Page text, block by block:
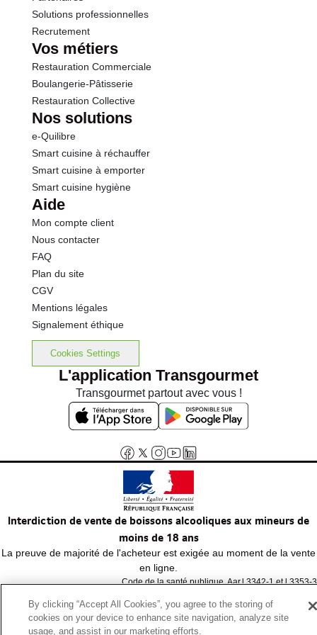
Solutions professionnelles
Recrutement
Vos métiers
Restauration Commerciale
Boulangerie-Pâtisserie
Restauration Collective
Nos solutions
e-Quilibre
Smart cuisine à réchauffer
Smart cuisine à emporter
Smart cuisine hygiène
Aide
Mon compte client
Nous contacter
FAQ
Plan du site
CGV
Mentions légales
Signalement éthique
Cookies Settings
L'application Transgourmet
Transgourmet partout avec vous !
Interdiction de vente de boissons alcooliques aux mineurs de
moins de 18 ans
La preuve de majorité de l'acheteur est exigée au moment de la vente
en ligne.
Code de la santé publique, Aar.l.3342-1 et l.3353-3
© Tous droits réservés
By clicking “Accept All Cookies”, you agree to the storing of
cookies on your device to enhance site navigation, analyze site
usage, and assist in our marketing efforts.